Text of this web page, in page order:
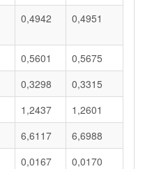
0,4942 0,4951
0,5601
0,5675
0,3298
0,3315
1,2437
1,2601
6,6117
6,6988
0,0167 0,0170